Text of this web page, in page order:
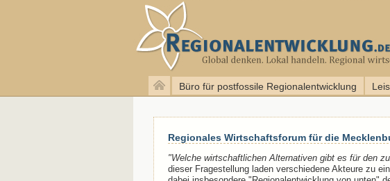
Büro für postfossile Regionalentwicklung
Regionales Wirtschaftsforum für die
"Welche wirtschaftlichen Alternativen gibt es für den
dieser Fragestellung laden verschiedene Akteure zu